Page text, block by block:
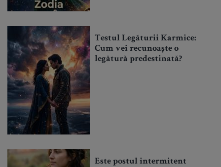
Testul Legăturii Karmice:
Cum vei recunoaște o
legătură predestinată?
Este postul intermitent